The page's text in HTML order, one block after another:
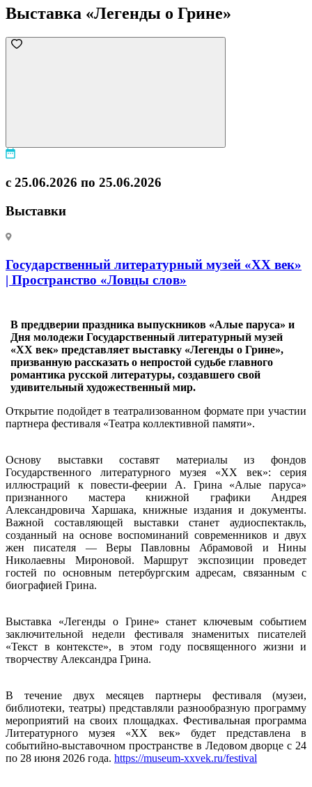
Выставка «Легенды о Грине»
с 25.06.2026 по 25.06.2026
Выставки
Государственный литературный музей «ХХ век»
| Пространство «Ловцы слов»
В преддверии праздника выпускников «Алые паруса» и
Дня молодежи Государственный литературный музей
«ХХ век» представляет выставку «Легенды о Грине»,
призванную рассказать о непростой судьбе главного
романтика русской литературы, создавшего свой
удивительный художественный мир.
Открытие подойдет в театрализованном формате при участии
партнера фестиваля «Театра коллективной памяти».
Основу выставки составят материалы из фондов
Государственного литературного музея «XX век»: серия
иллюстраций к повести-феерии А. Грина «Алые паруса»
признанного мастера книжной графики Андрея
Александровича Харшака, книжные издания и документы.
Важной составляющей выставки станет аудиоспектакль,
созданный на основе воспоминаний современников и двух
жен писателя — Веры Павловны Абрамовой и Нины
Николаевны Мироновой. Маршрут экспозиции проведет
гостей по основным петербургским адресам, связанным с
биографией Грина.
Выставка «Легенды о Грине» станет ключевым событием
заключительной недели фестиваля знаменитых писателей
«Текст в контексте», в этом году посвященного жизни и
творчеству Александра Грина.
В течение двух месяцев партнеры фестиваля (музеи,
библиотеки, театры) представляли разнообразную программу
мероприятий на своих площадках. Фестивальная программа
Литературного музея «ХХ век» будет представлена в
событийно-выставочном пространстве в Ледовом дворце с 24
по 28 июня 2026 года. https://museum-xxvek.ru/festival